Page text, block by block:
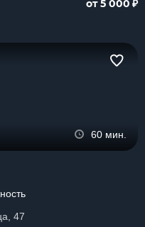
от 5 000
60 мин.
47